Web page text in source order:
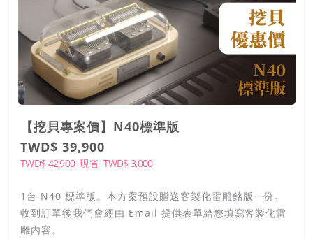
但我們做到了！向你鄭重介紹，台灣設計製造，全球首創的智慧
音樂盒「Muro Box」，源自Music Robot in a Box 的縮寫。
【挖貝專案價】N40標準版
TWD$ 39,900
TWD$ 42,900現省 TWD$ 3,000
1台 N40 標準版。本方案預設贈送客製化雷雕銘版一份。
收到訂單後我們會經由 Email 提供表單給您填寫客製化雷
雕內容。